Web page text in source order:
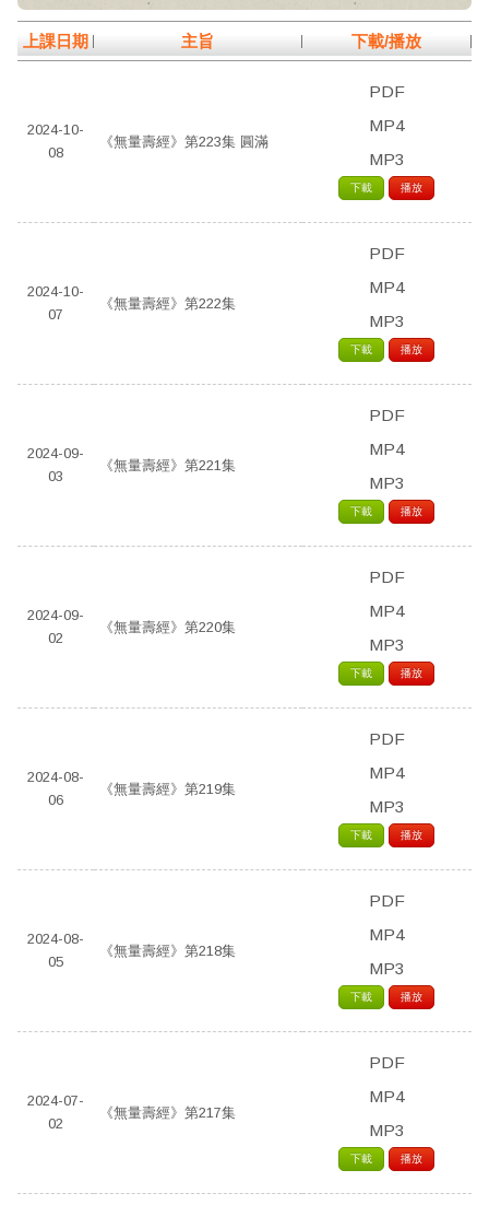
2:此生如何保持得住深厚的善根、福德及因緣能往生極樂世
界。
【復有十方佛剎。若現在生。及未來生。見阿彌陀佛者……信
上課日期 主旨 下載/播放
2024-10-
08
《無量壽經》第223集 圓滿
PDF
MP4
MP3
下載 播放
2024-10-
07
《無量壽經》第222集
PDF
MP4
MP3
下載 播放
2024-09-
03
《無量壽經》第221集
PDF
MP4
MP3
下載 播放
2024-09-
02
《無量壽經》第220集
PDF
MP4
MP3
下載 播放
2024-08-
06
《無量壽經》第219集
PDF
MP4
MP3
下載 播放
2024-08-
05
《無量壽經》第218集
PDF
MP4
MP3
下載 播放
2024-07-
02
《無量壽經》第217集
PDF
MP4
MP3
下載 播放